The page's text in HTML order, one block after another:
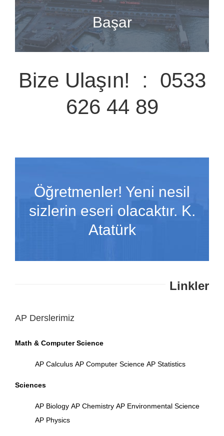
Başar
Bize Ulaşın! : 0533
626 44 89
Öğretmenler! Yeni nesil
sizlerin eseri olacaktır. K.
Atatürk
Linkler
AP Derslerimiz
Math & Computer Science
AP Calculus AP Computer Science AP Statistics
Sciences
AP Biology AP Chemistry AP Environmental Science
AP Physics